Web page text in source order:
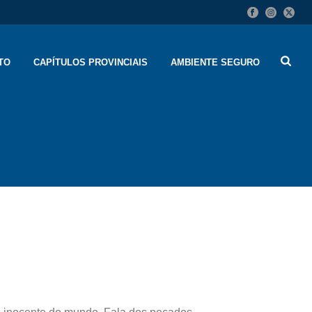
CAPÍTULOS PROVINCIAIS AMBIENTE SEGURO